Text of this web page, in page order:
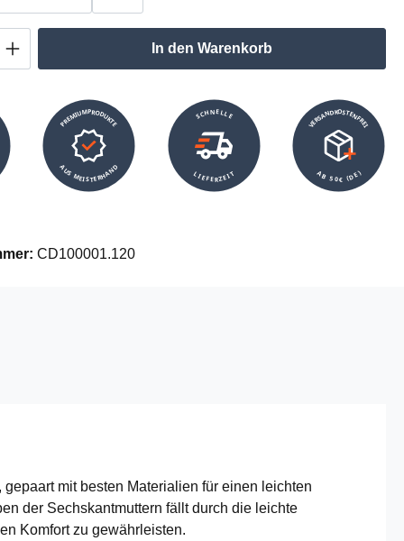
Gib den gewünschten Wert ein
In den Warenkorb
PREMIUMPRODUKTE
AUS MEISTERHAND
SCHNELLE
LIEFERZEIT
VERSANDKOSTENFREI
AB 50€ (DE)
CD100001.120
mit besten Materialien für einen leichten
der Sechskantmuttern fällt durch die leichte
Komfort zu gewährleisten.